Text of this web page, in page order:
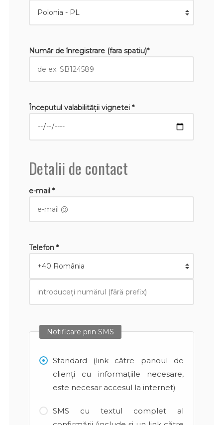
Număr de înregistrare (fara spatiu)*
Începutul valabilităţii vignetei *
Detalii de contact
e-mail *
Telefon *
Notificare prin SMS
Standard (link către panoul de
clienți cu informațiile necesare,
este necesar accesul la internet)
SMS cu textul complet al